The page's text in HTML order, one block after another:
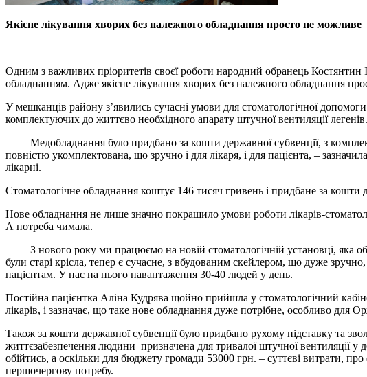
Якісне лікування хворих без належного обладнання просто не можливе
Одним з важливих пріоритетів своєї роботи народний обранець
обладнанням. Адже якісне лікування хворих без належного обладнання
У мешканців району з’явились сучасні умови для стоматологічної
комплектуючих до життєво необхідного апарату штучної вентиляції легенів.
– Медобладнання було придбано за кошти державної субвенції, з
повністю укомплектована, що зручно і для лікаря, і для пацієнта, –
лікарні.
Стоматологічне обладнання коштує 146 тисяч гривень і придбане за
Нове обладнання не лише значно покращило умови роботи лікарів-
А потреба чимала.
– З нового року ми працюємо на новій стоматологічній установці, яка
були старі крісла, тепер є сучасне, з вбудованим скейлером, що дуже
пацієнтам. У нас на нього навантаження 30-40 людей у день.
Постійна пацієнтка Аліна Кудрява щойно прийшла у стоматологічний
лікарів, і зазначає, що таке нове обладнання дуже потрібне, особливо для
Також за кошти державної субвенції було придбано рухому підставку та
життєзабезпечення людини призначена для тривалої штучної вентиляції у
обійтись, а оскільки для бюджету громади 53000 грн. – суттєві витрати,
першочергову потребу.